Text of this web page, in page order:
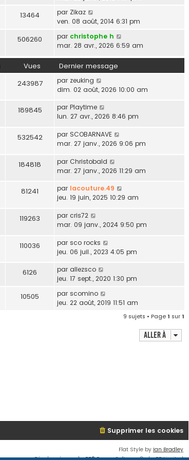
13464 par Zikaz
ven. 08 août, 2014 6:31 pm
506260 par christophe h
mar. 28 avr., 2026 6:59 am
Vues Dernier message
243987 par zeuking
dim. 02 août, 2026 10:00 am
189845 par Playtime
lun. 27 avr., 2026 8:46 pm
532542 par SCOBARNAVE
mar. 27 janv., 2026 9:06 pm
184818 par Christobald
mar. 27 janv., 2026 11:29 am
81241 par lacouture.49
jeu. 19 juin, 2025 10:29 am
119263 par cris72
mar. 09 janv., 2024 9:50 pm
110036 par sco rocks
jeu. 06 juil., 2023 4:05 pm
6126 par allezsco
jeu. 17 sept., 2020 1:30 pm
10505 par scomino
jeu. 22 août, 2019 11:51 am
9 sujets • Page1 sur1
Aller à
Supprimer les cookies
Flat Style by Ian Bradley
Développé parphpBB® Forum Software © phpBB Limited